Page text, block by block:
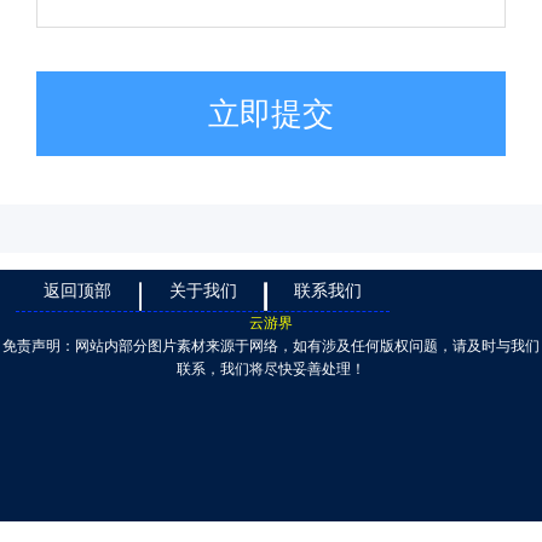
立即提交
返回顶部 关于我们 联系我们
云游界
免责声明：网站内部分图片素材来源于网络，如有涉及任何版权问题，请及时与我们
联系，我们将尽快妥善处理！